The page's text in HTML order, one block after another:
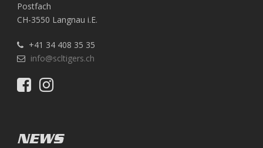
Postfach
CH-3550 Langnau i.E.
+41 34 408 35 35
info@scltigers.ch
NEWS